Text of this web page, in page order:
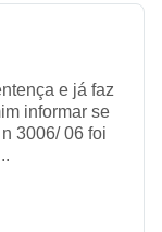
e já faz
informar se
3006/ 06 foi